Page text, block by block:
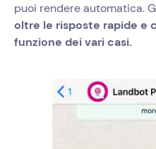
puoi rendere automatica.
oltre le risposte rapide e
funzione dei vari casi.